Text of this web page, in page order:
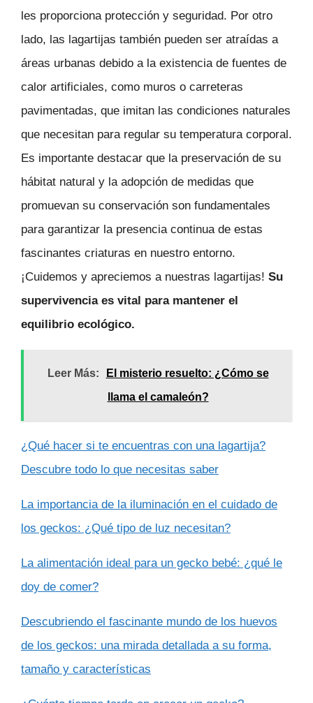
les proporciona protección y seguridad. Por otro
lado, las lagartijas también pueden ser atraídas a
áreas urbanas debido a la existencia de fuentes de
calor artificiales, como muros o carreteras
pavimentadas, que imitan las condiciones naturales
que necesitan para regular su temperatura corporal.
Es importante destacar que la preservación de su
hábitat natural y la adopción de medidas que
promuevan su conservación son fundamentales
para garantizar la presencia continua de estas
fascinantes criaturas en nuestro entorno.
¡Cuidemos y apreciemos a nuestras lagartijas! Su
supervivencia es vital para mantener el
equilibrio ecológico.
Leer Más:
El misterio resuelto: ¿Cómo se
llama el camaleón?
¿Qué hacer si te encuentras con una lagartija?
Descubre todo lo que necesitas saber
La importancia de la iluminación en el cuidado de
los geckos: ¿Qué tipo de luz necesitan?
La alimentación ideal para un gecko bebé: ¿qué le
doy de comer?
Descubriendo el fascinante mundo de los huevos
de los geckos: una mirada detallada a su forma,
tamaño y características